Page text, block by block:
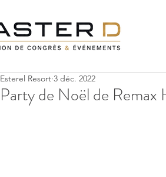
Party de Noël de Remax
Esterel Resort 3 déc. 2022